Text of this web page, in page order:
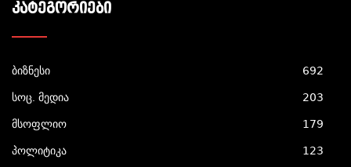
ᲙᲐᲢᲔᲒᲝᲠᲘᲔᲑᲘ
ბიზნესი 692
სოც. მედია 203
მსოფლიო 179
პოლიტიკა 123